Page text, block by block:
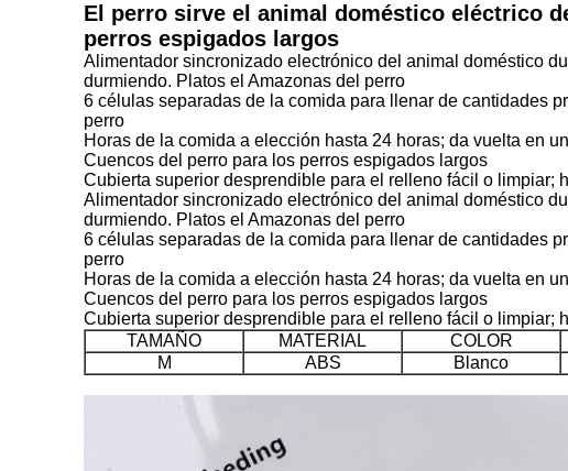
El perro sirve el animal doméstico eléctrico
perros espigados largos
Alimentador sincronizado electrónico del animal doméstico
durmiendo. Platos el Amazonas del perro
6 células separadas de la comida para llenar de cantidades
perro
Horas de la comida a elección hasta 24 horas; da vuelta en
Cuencos del perro para los perros espigados largos
Cubierta superior desprendible para el relleno fácil o
Alimentador sincronizado electrónico del animal doméstico
durmiendo. Platos el Amazonas del perro
6 células separadas de la comida para llenar de cantidades
perro
Horas de la comida a elección hasta 24 horas; da vuelta en
Cuencos del perro para los perros espigados largos
Cubierta superior desprendible para el relleno fácil o
TAMAÑO
MATERIAL COLOR
M
ABS Blanco